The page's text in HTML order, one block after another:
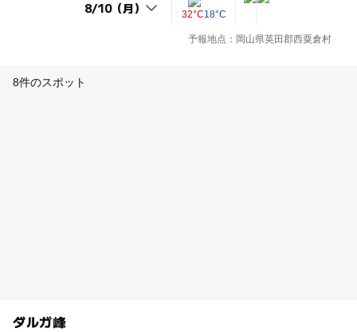
32°C18°C
予報地点：岡山県英田郡西粟倉村
8件のスポット
ダルガ峰